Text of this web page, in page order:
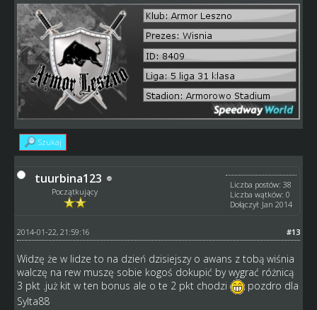
Szukaj
tuurbina123
Początkujący
Liczba postów: 38
Liczba wątków: 0
Dołączył: Jan 2014
#13
2014-01-22, 21:59:16
Widzę że w lidze to na dzień dzisiejszy o awans z tobą wiśnia
walczę na rew muszę sobie kogoś dokupić by wygrać różnicą
3 pkt .już kit w ten bonus ale o te 2 pkt chodzi
pozdro dla
Sylta88